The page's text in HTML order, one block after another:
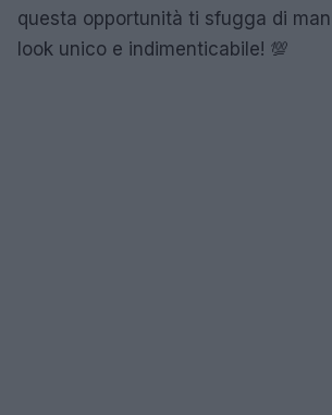
questa opportunità ti sfugga di
look unico e indimenticabile! 💯